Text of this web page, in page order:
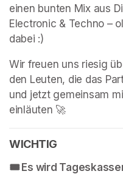
einen bunten Mix aus
Electronic & Techno –
dabei :)
Wir freuen uns riesig
den Leuten, die das
und jetzt gemeinsam
einläuten 🚀
WICHTIG
🎟️ Es wird